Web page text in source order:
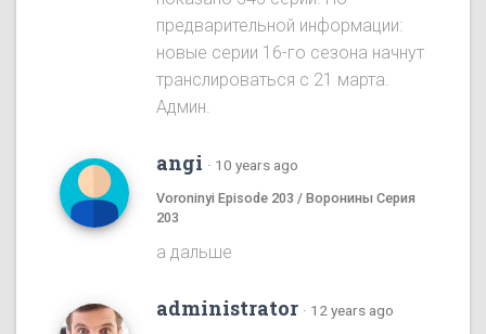
предварительной информации:
новые серии 16-го сезона начнут
транслироваться с 21 марта.
Админ.
angi · 10 years ago
Voroninyi Episode 203 / Воронины Серия
203
а дальше
administrator · 12 years ago